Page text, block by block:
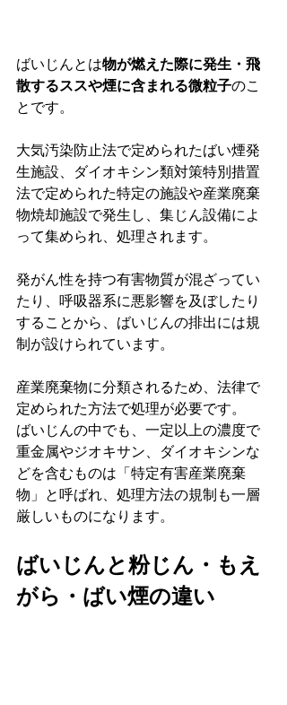
ばいじんとは物が燃えた際に発生・飛
散するススや煙に含まれる微粒子のこ
とです。
大気汚染防止法で定められたばい煙発
生施設、ダイオキシン類対策特別措置
法で定められた特定の施設や産業廃棄
物焼却施設で発生し、集じん設備によ
って集められ、処理されます。
発がん性を持つ有害物質が混ざってい
たり、呼吸器系に悪影響を及ぼしたり
することから、ばいじんの排出には規
制が設けられています。
産業廃棄物に分類されるため、法律で
定められた方法で処理が必要です。
ばいじんの中でも、一定以上の濃度で
重金属やジオキサン、ダイオキシンな
どを含むものは「特定有害産業廃棄
物」と呼ばれ、処理方法の規制も一層
厳しいものになります。
ばいじんと粉じん・もえ
がら・ばい煙の違い